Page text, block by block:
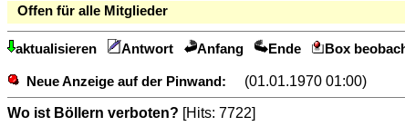
Offen für alle Mitglieder
aktualisieren Antwort Anfang Ende Box
Neue Anzeige auf der Pinwand: (01.01.1970 01:00)
Wo ist Böllern verboten? [Hits: 7722]